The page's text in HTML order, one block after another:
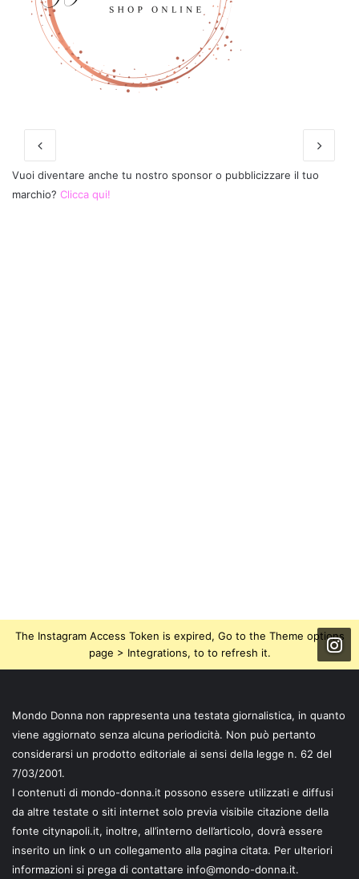
Vuoi diventare anche tu nostro sponsor o pubblicizzare il tuo
marchio? Clicca qui!
The Instagram Access Token is expired, Go to the Theme options
page > Integrations, to to refresh it.
Mondo Donna non rappresenta una testata giornalistica, in quanto
viene aggiornato senza alcuna periodicità. Non può pertanto
considerarsi un prodotto editoriale ai sensi della legge n. 62 del
7/03/2001.
I contenuti di mondo-donna.it possono essere utilizzati e diffusi
da altre testate o siti internet solo previa visibile citazione della
fonte citynapoli.it, inoltre, all’interno dell’articolo, dovrà essere
inserito un link o un collegamento alla pagina citata. Per ulteriori
informazioni si prega di contattare info@mondo-donna.it.